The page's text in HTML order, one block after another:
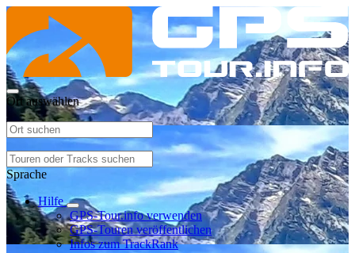
Ort auswählen
Sprache
Hilfe
GPS-Tour.info verwenden
GPS-Touren veröffentlichen
Infos zum TrackRank